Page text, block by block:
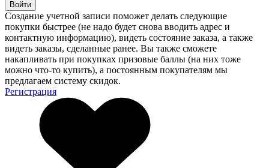
Войти
Создание учетной записи поможет делать следующие
покупки быстрее (не надо будет снова вводить адрес и
контактную информацию), видеть состояние заказа, а также
видеть заказы, сделанные ранее. Вы также сможете
накапливать при покупках призовые баллы (на них тоже
можно что-то купить), а постоянным покупателям мы
предлагаем систему скидок.
Регистрация